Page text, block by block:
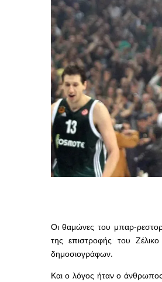
Οι θαμώνες του μπαρ-
της επιστροφής του
δημοσιογράφων.
Και ο λόγος ήταν ο